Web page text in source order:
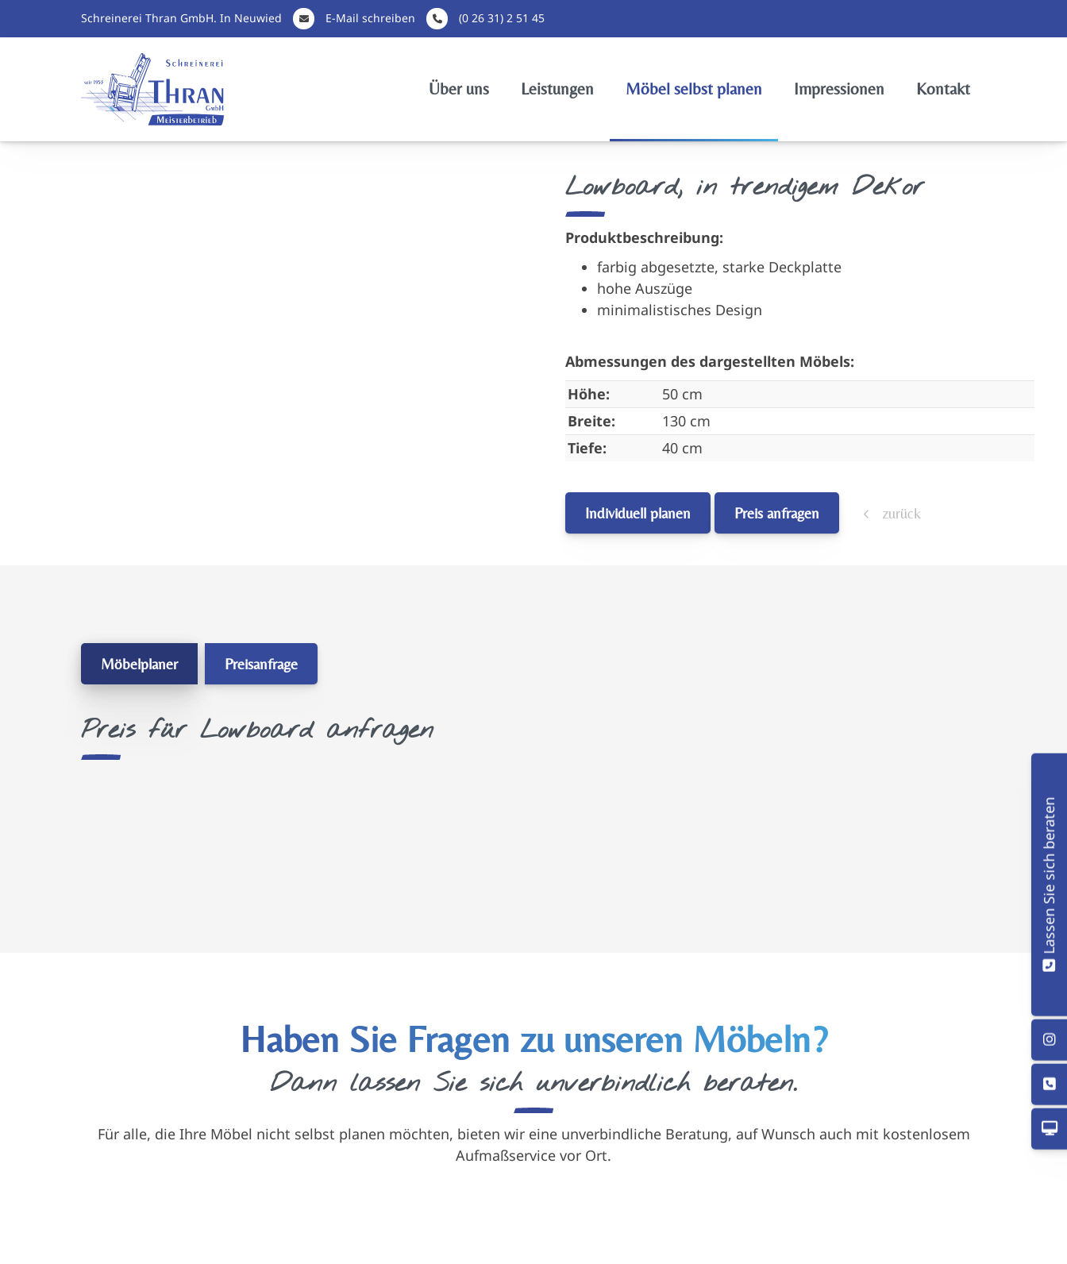
Schreinerei Thran GmbH. In Neuwied E-Mail schreiben (0 26 31) 2 51 45
Über uns Leistungen Möbel selbst planen Impressionen Kontakt
Lowboard, in trendigem Dekor
Produktbeschreibung:
farbig abgesetzte, starke Deckplatte
hohe Auszüge
minimalistisches Design
Abmessungen des dargestellten Möbels:
Höhe:
50 cm
Breite:
130 cm
Tiefe:
40 cm
Individuell planen Preis anfragen zurück
Möbelplaner Preisanfrage
Preis für Lowboard anfragen
Haben Sie Fragen zu unseren Möbeln?
Dann lassen Sie sich unverbindlich beraten.
Für alle, die Ihre Möbel nicht selbst planen möchten, bieten wir eine unverbindliche Beratung, auf Wunsch auch mit kostenlosem
Aufmaßservice vor Ort.
Lassen Sie sich beraten